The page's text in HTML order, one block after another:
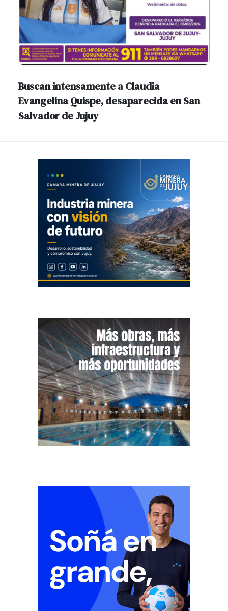
Buscan intensamente a Claudia
Evangelina Quispe, desaparecida en San
Salvador de Jujuy